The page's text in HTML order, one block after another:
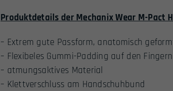
Produktdetails der Mechanix Wear M-Pact
– Extrem gute Passform, anatomisch
– Flexibeles Gummi-Padding auf den
– atmungsaktives Material
– Klettverschluss am Handschuhbund